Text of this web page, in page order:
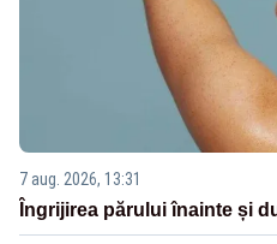
7 aug. 2026, 13:31
Îngrijirea părului înainte și